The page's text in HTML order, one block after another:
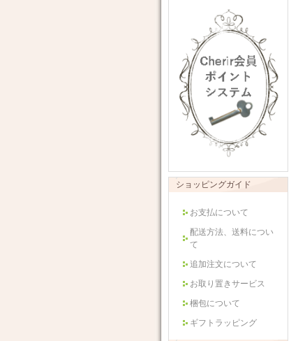
ショッピングガイド
お支払について
配送方法、送料につい
て
追加注文について
お取り置きサービス
梱包について
ギフトラッピング